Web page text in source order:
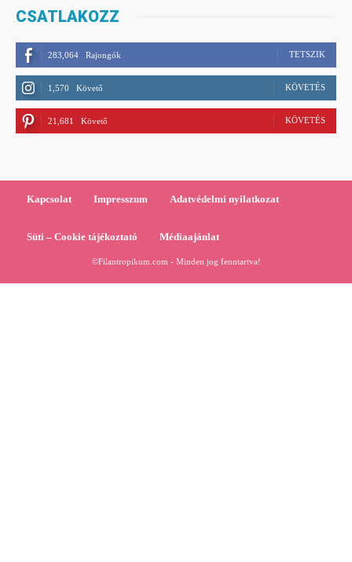
CSATLAKOZZ
283,064 Rajongók TETSZIK
1,570 Követő KÖVETÉS
21,681 Követő KÖVETÉS
Kapcsolat Impresszum Adatvédelmi nyilatkozat
Süti – Cookie tájékoztató Médiaajánlat
©Filantropikum.com - Minden jog fenntartva!